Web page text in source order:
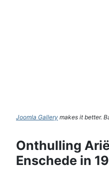
Joomla Gallery makes it better.
Onthulling
Enschede in